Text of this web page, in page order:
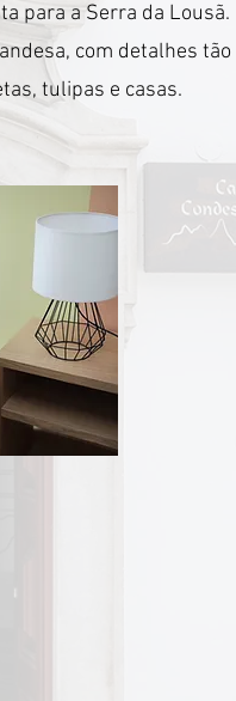
para a Serra da Lousã.
com detalhes tão
tulipas e casas.